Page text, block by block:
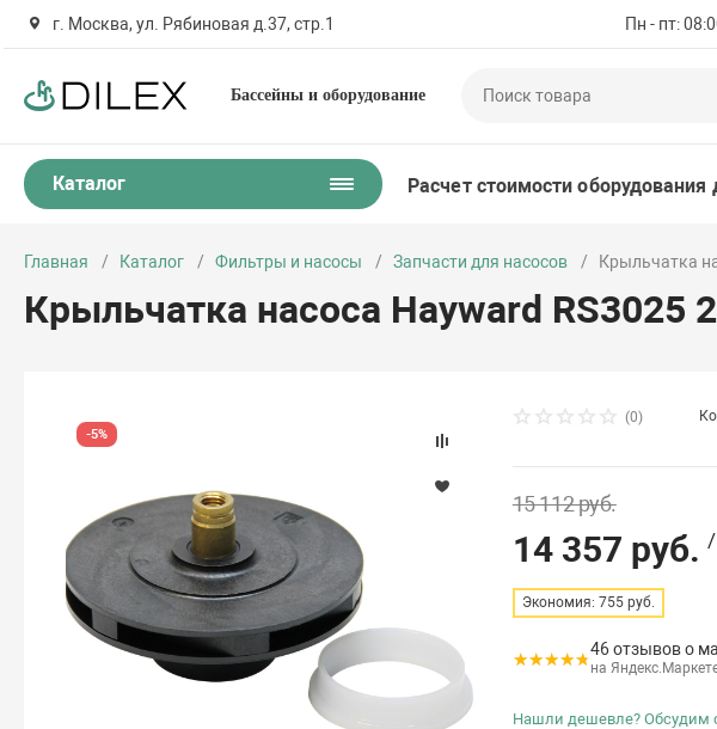
г. Москва, ул. Рябиновая д.37, стр.1 Пн - пт:
Бассейны и оборудование
Каталог Расчет стоимости оборудования
Главная Каталог Фильтры и насосы Запчасти для насосов Крыльчатка
Крыльчатка насоса Hayward RS3025
-5%
(0)
15 112 руб.
14 357 руб.
Экономия: 755 руб.
46 отзывов о
на
Нашли дешевле? Обсудим